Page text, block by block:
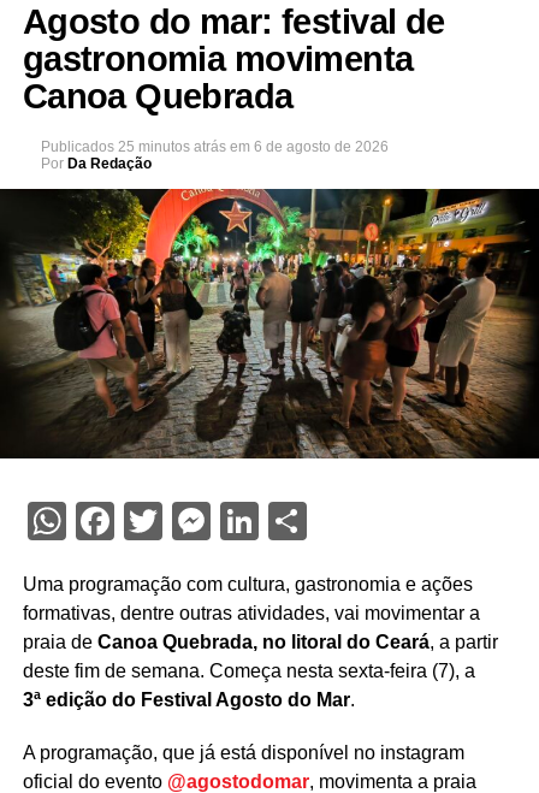
Agosto do mar: festival de
gastronomia movimenta
Canoa Quebrada
Publicados 25 minutos atrás em 6 de agosto de 2026
Por Da Redação
WhatsApp
Facebook
Twitter
Messenger
LinkedIn
Share
Uma programação com cultura, gastronomia e ações
formativas, dentre outras atividades, vai movimentar a
praia de Canoa Quebrada, no litoral do Ceará, a partir
deste fim de semana. Começa nesta sexta-feira (7), a
3ª edição do Festival Agosto do Mar.
A programação, que já está disponível no instagram
oficial do evento @agostodomar, movimenta a praia